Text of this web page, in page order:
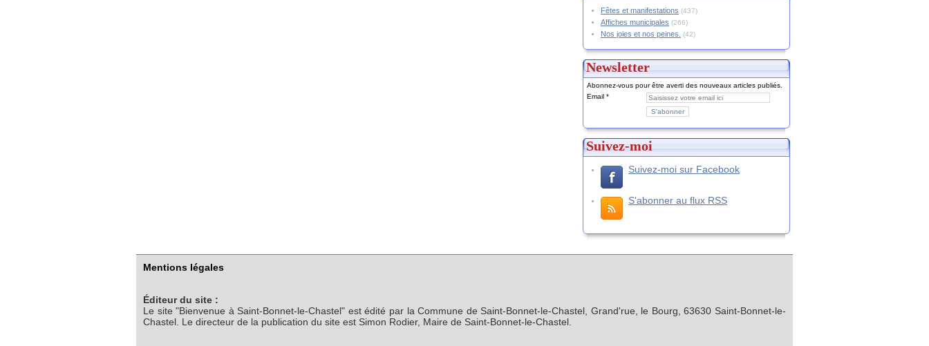
Fêtes et manifestations (437)
Affiches municipales (266)
Nos joies et nos peines. (42)
Newsletter
Abonnez-vous pour être averti des nouveaux articles publiés.
Email
Suivez-moi
Suivez-moi sur Facebook
S'abonner au flux RSS
Mentions légales
Éditeur du site :
Le site "Bienvenue à Saint-Bonnet-le-Chastel" est édité par la Commune de Saint-Bonnet-le-Chastel, Grand'rue, le Bourg, 63630 Saint-Bonnet-le-
Chastel. Le directeur de la publication du site est Simon Rodier, Maire de Saint-Bonnet-le-Chastel.